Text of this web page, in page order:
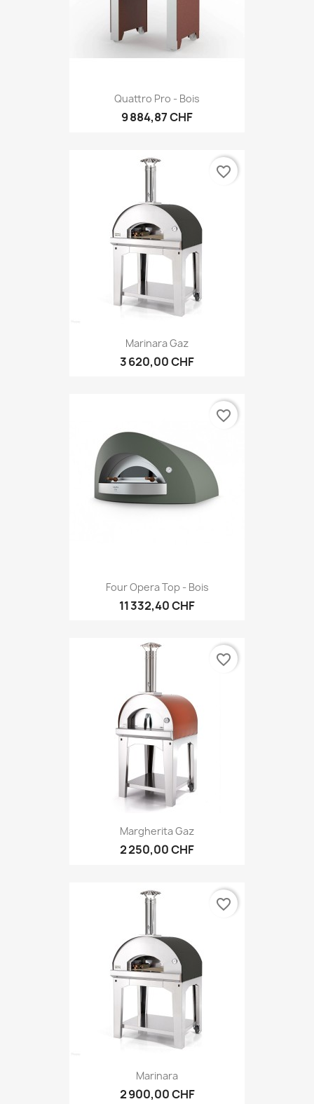
Quattro Pro - Bois
9 884,87 CHF
Marinara Gaz
3 620,00 CHF
favorite_border
Four Opera Top - Bois
11 332,40 CHF
favorite_border
Margherita Gaz
2 250,00 CHF
favorite_border
Marinara
2 900,00 CHF
favorite_border